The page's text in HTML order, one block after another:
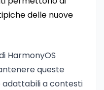
delle nuove
HarmonyOS
queste
a contesti